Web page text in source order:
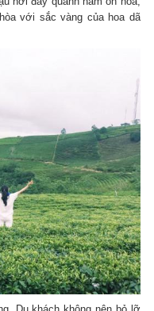
với sắc vàng của hoa dã